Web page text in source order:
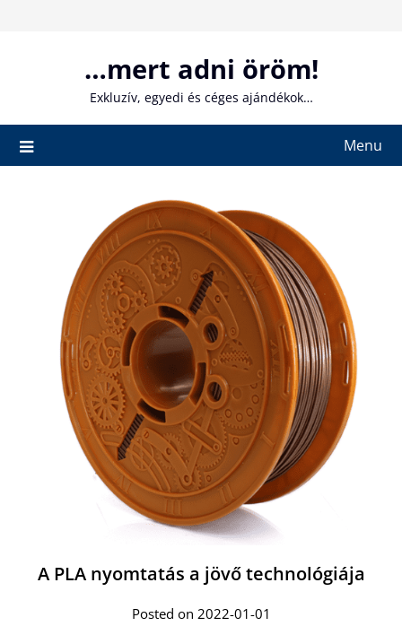
…mert adni öröm!
Exkluzív, egyedi és céges ajándékok…
Menu
A PLA nyomtatás a jövő technológiája
Posted on 2022-01-01